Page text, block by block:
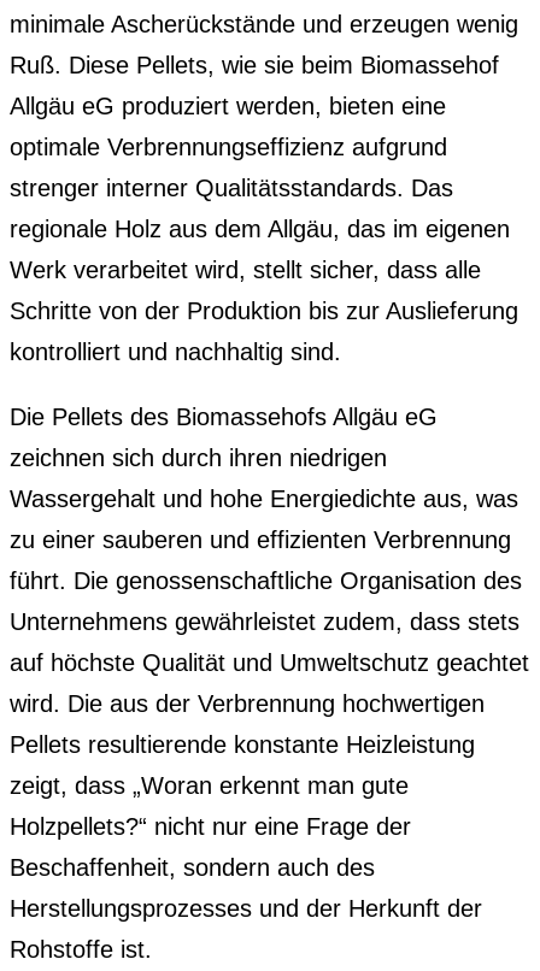
minimale Ascherückstände und erzeugen wenig
Ruß. Diese Pellets, wie sie beim Biomassehof
Allgäu eG produziert werden, bieten eine
optimale Verbrennungseffizienz aufgrund
strenger interner Qualitätsstandards. Das
regionale Holz aus dem Allgäu, das im eigenen
Werk verarbeitet wird, stellt sicher, dass alle
Schritte von der Produktion bis zur Auslieferung
kontrolliert und nachhaltig sind.
Die Pellets des Biomassehofs Allgäu eG
zeichnen sich durch ihren niedrigen
Wassergehalt und hohe Energiedichte aus, was
zu einer sauberen und effizienten Verbrennung
führt. Die genossenschaftliche Organisation des
Unternehmens gewährleistet zudem, dass stets
auf höchste Qualität und Umweltschutz geachtet
wird. Die aus der Verbrennung hochwertigen
Pellets resultierende konstante Heizleistung
zeigt, dass „Woran erkennt man gute
Holzpellets?“ nicht nur eine Frage der
Beschaffenheit, sondern auch des
Herstellungsprozesses und der Herkunft der
Rohstoffe ist.